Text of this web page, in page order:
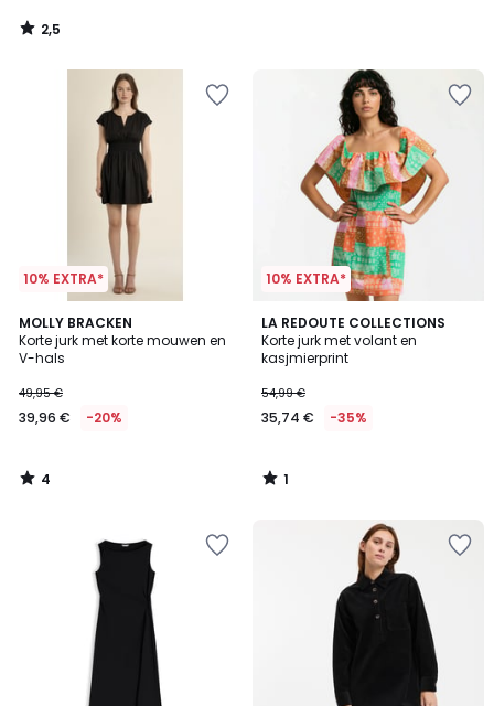
2,5
/
10% EXTRA*
MOLLY BRACKEN
Korte jurk met korte mouwen en
V-hals
49,95 €
39,96 € -20%
4
/
5
4
/
10% EXTRA*
LA REDOUTE COLLECTIONS
Korte jurk met volant en
kasjmierprint
54,99 €
35,74 € -35%
1
/
5
1
/